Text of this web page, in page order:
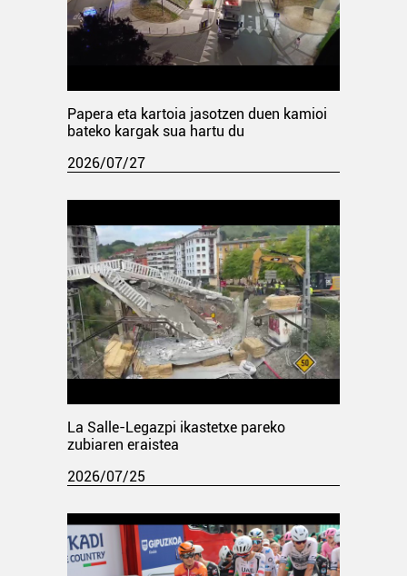
Papera eta kartoia jasotzen duen kamioi
bateko kargak sua hartu du
2026/07/27
La Salle-Legazpi ikastetxe pareko
zubiaren eraistea
2026/07/25